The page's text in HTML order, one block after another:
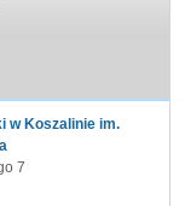
w Koszalinie im.
7